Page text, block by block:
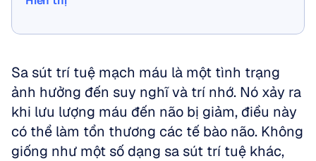
Sa sút trí tuệ mạch máu là một tình trạng
ảnh hưởng đến suy nghĩ và trí nhớ. Nó xảy ra
khi lưu lượng máu đến não bị giảm, điều này
có thể làm tổn thương các tế bào não. Không
giống như một số dạng sa sút trí tuệ khác,